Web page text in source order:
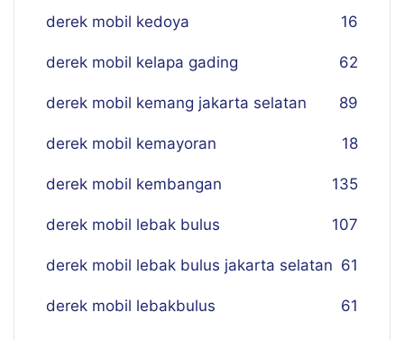
derek mobil kedoya 16
derek mobil kelapa gading 62
derek mobil kemang jakarta selatan 89
derek mobil kemayoran 18
derek mobil kembangan 135
derek mobil lebak bulus 107
derek mobil lebak bulus jakarta selatan 61
derek mobil lebakbulus 61